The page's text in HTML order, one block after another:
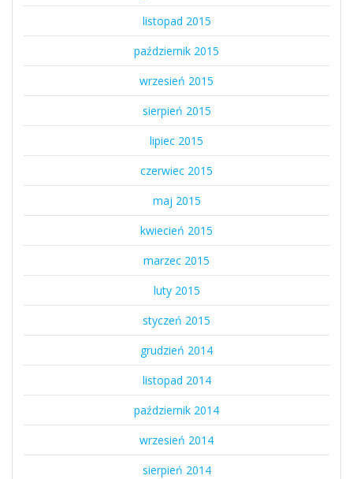
listopad 2015
październik 2015
wrzesień 2015
sierpień 2015
lipiec 2015
czerwiec 2015
maj 2015
kwiecień 2015
marzec 2015
luty 2015
styczeń 2015
grudzień 2014
listopad 2014
październik 2014
wrzesień 2014
sierpień 2014